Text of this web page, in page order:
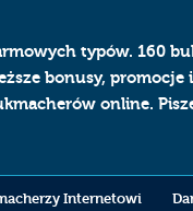
typów. 160
bonusy, promocje
online.
Internetowi